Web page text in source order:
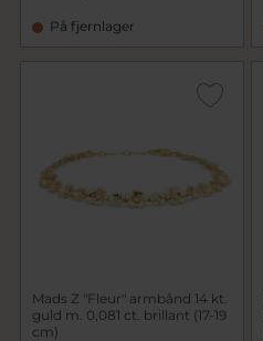
På fjernlager
Mads Z "Fleur" armbånd 14 kt.
guld m. 0,081 ct. brillant (17-19
cm)